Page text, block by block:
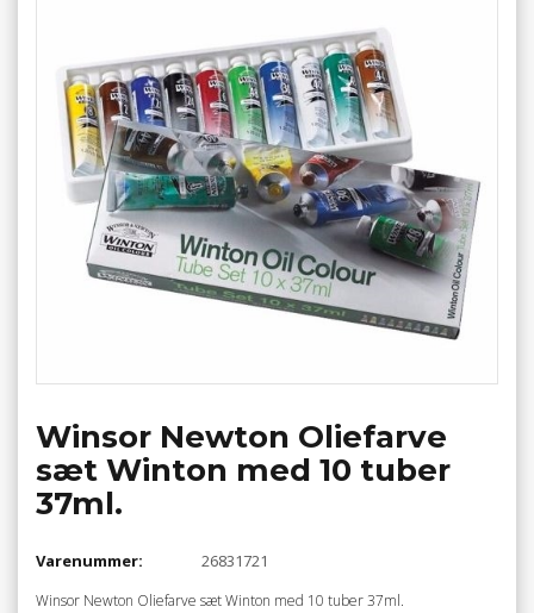
Winsor Newton Oliefarve
sæt Winton med 10 tuber
37ml.
Varenummer: 26831721
Winsor Newton Oliefarve sæt Winton med 10 tuber 37ml.